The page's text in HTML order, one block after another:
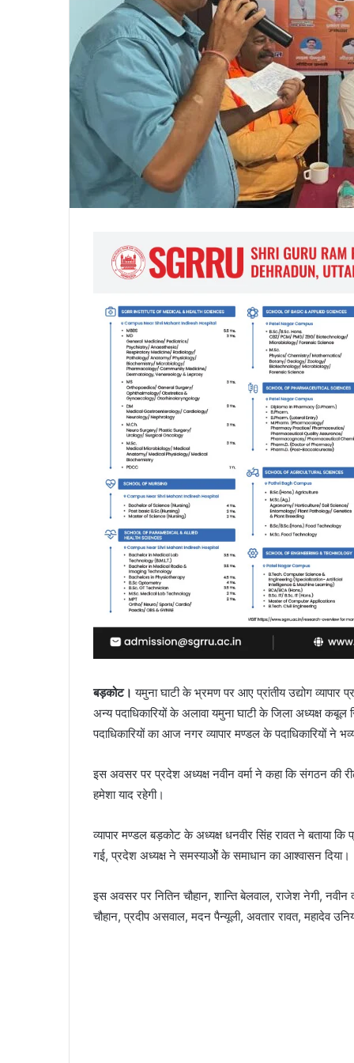
बड़कोट। यमुना घाटी के भ्रमण पर आए प्रांतीय उद्योग व्यापार
अन्य पदाधिकारियों के अलावा यमुना घाटी के जिला अध्यक्ष कबूल
पदाधिकारियों का आज नगर व्यापार मण्डल के पदाधिकारियों ने
इस अवसर पर प्रदेश अध्यक्ष नवीन वर्मा ने कहा कि संगठन की
हमेशा याद रहेगी।
व्यापार मण्डल बड़कोट के अध्यक्ष धनवीर सिंह रावत ने बताया
गई, प्रदेश अध्यक्ष ने समस्याओेें के समाधान का आश्वासन दिया।
इस अवसर पर नितिन चौहान, शान्ति बेलवाल, राजेश नेगी,
चौहान, प्रदीप असवाल, मदन पैन्यूली, अवतार रावत, महादेव